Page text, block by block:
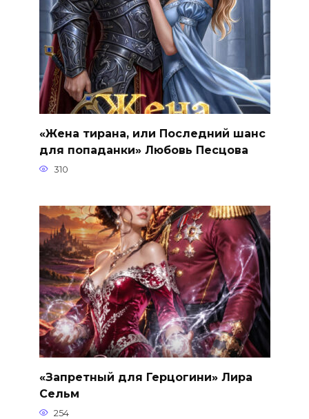
«Жена тирана, или Последний шанс
для попаданки» Любовь Песцова
310
«Запретный для Герцогини» Лира
Сельм
254